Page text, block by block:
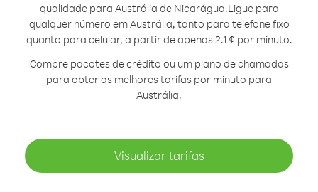
qualidade para Austrália de Nicarágua.Ligue para
qualquer número em Austrália, tanto para telefone fixo
quanto para celular, a partir de apenas 2.1 ¢ por minuto.
Compre pacotes de crédito ou um plano de chamadas
para obter as melhores tarifas por minuto para
Austrália.
Visualizar tarifas